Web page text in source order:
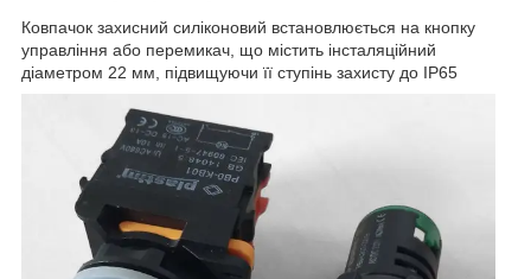
Ковпачок захисний силіконовий встановлюється на кнопку
управління або перемикач, що містить інсталяційний
діаметром 22 мм, підвищуючи її ступінь захисту до IP65